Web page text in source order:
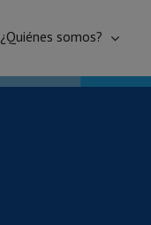
¿Quiénes somos?